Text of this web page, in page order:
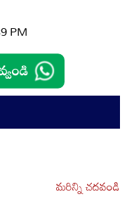
PM
మరిన్ని చదవండి